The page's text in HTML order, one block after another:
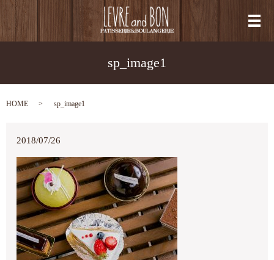
メ
sp_image1
HOME sp_image1
2018/07/26